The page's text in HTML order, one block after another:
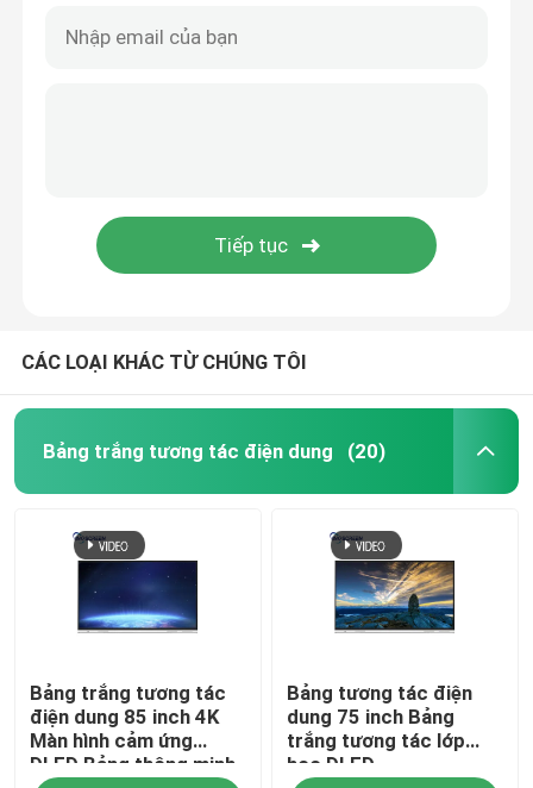
CÁC LOẠI KHÁC TỪ CHÚNG TÔI
Bảng trắng tương tác điện dung (20)
Bảng trắng tương tác
điện dung 85 inch 4K
Màn hình cảm ứng
DLED Bảng thông minh
Bảng tương tác điện
dung 75 inch Bảng
trắng tương tác lớp
học DLED